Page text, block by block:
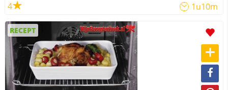
4 1u10m
RECEPT